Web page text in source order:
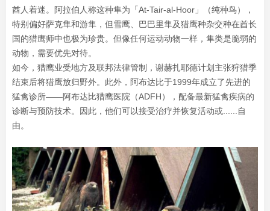
酋人着迷。阿拉伯人称这种隼为「At-Tair-al-Hoor」（纯种鸟），
特别偏好萨克隼和游隼，但雪鹰、巴巴里隼及猎鹰种杂交种在酋长
国的猎鹰师中也极为珍贵。但像任何运动动物一样，隼类是脆弱的
动物，需要优先对待。
如今，猎鹰业受地方及联邦法律管制，谢赫扎耶德计划主张狩猎季
结束后将猎鹰放归野外。此外，阿布达比于1999年成立了先进的
猛禽诊所——阿布达比猎鹰医院（ADFH），配备最新猛禽疾病的
诊断与预防技术。因此，他们可以接受治疗并恢复活动或......自
由。